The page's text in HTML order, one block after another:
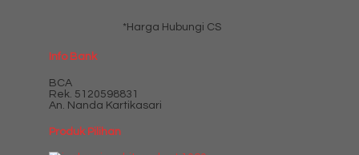
*Harga Hubungi CS
Info Bank
BCA
Rek. 5120598831
An. Nanda Kartikasari
Produk Pilihan